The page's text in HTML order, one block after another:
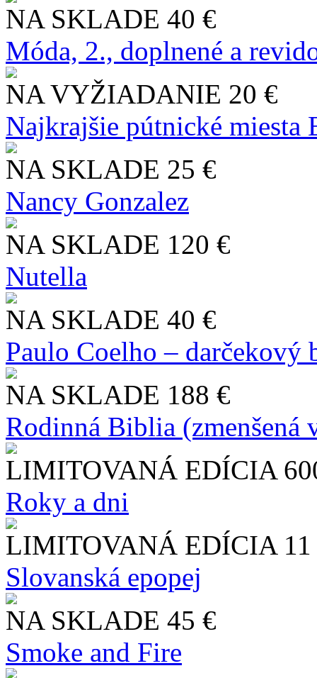
NA SKLADE 40 €
Móda, 2., doplnené a
NA VYŽIADANIE 20 €
Najkrajšie pútnické miesta
NA SKLADE 25 €
Nancy Gonzalez
NA SKLADE 120 €
Nutella
NA SKLADE 40 €
Paulo Coelho – darčekový
NA SKLADE 188 €
Rodinná Biblia (zmenšená
LIMITOVANÁ EDÍCIA
Roky a dni
LIMITOVANÁ EDÍCIA
Slo​vanská epopej
NA SKLADE 45 €
Smoke and Fire